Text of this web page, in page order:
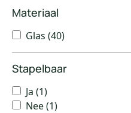
Materiaal
Glas (40)
Stapelbaar
Ja (1)
Nee(1)